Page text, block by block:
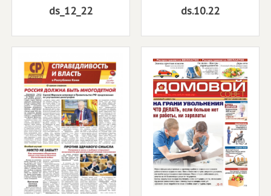
ds_12_22 ds.10.22